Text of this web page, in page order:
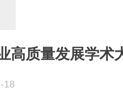
高质量发展学术
18